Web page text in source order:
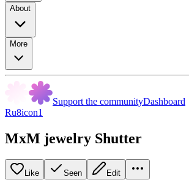
About
More
Support the communityDashboard
Ru8icon1
MxM jewelry Shutter
Like Seen Edit